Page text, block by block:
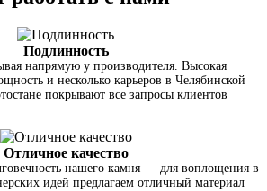
Подлинность
напрямую у производителя. Высокая
и несколько карьеров в Челябинской
покрывают все запросы клиентов
Отличное качество
нашего камня — для воплощения в
идей предлагаем отличный материал